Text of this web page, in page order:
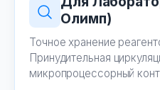
Олимп)
Точное хранение
Принудительная
микропроцессорный